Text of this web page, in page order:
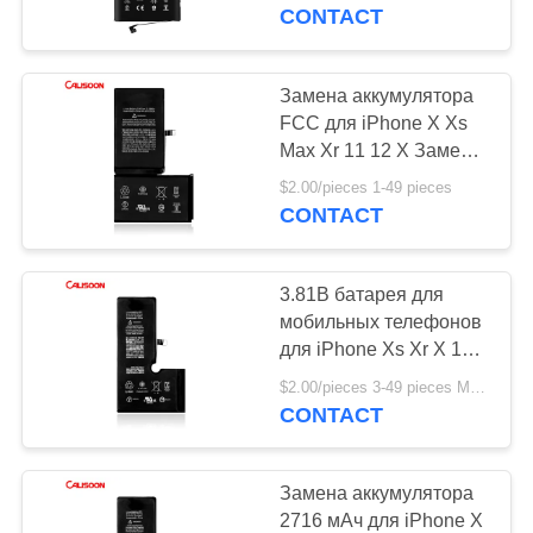
ФАБРИКА
КОНТРОЛЬ
КАЧЕСТВА
ОТПРАВИТЬ
ЗАПРОС
PRIVACY
POLICY
Батарея высокой
емкости для
iPhone
10
Внутренняя
батарея для
iPhone
10
iPhone 11
CONTACT
Замена аккумулятора
FCC для iPhone X Xs
Max Xr 11 12 X Замена
батарей
$2.00/pieces 1-49 pieces
CONTACT
3.81В батарея для
мобильных телефонов
для iPhone Xs Xr X 11
12 Замена батарей
CONTACT
Замена аккумулятора
2716 мАч для iPhone X